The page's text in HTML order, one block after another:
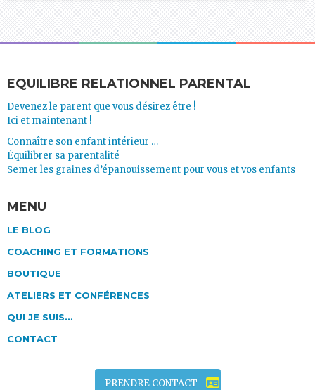
EQUILIBRE RELATIONNEL PARENTAL
Devenez le parent que vous désirez être !
Ici et maintenant !
Connaître son enfant intérieur …
Équilibrer sa parentalité
Semer les graines d’épanouissement pour vous et vos enfants
MENU
LE BLOG
COACHING ET FORMATIONS
BOUTIQUE
ATELIERS ET CONFÉRENCES
QUI JE SUIS…
CONTACT
PRENDRE CONTACT